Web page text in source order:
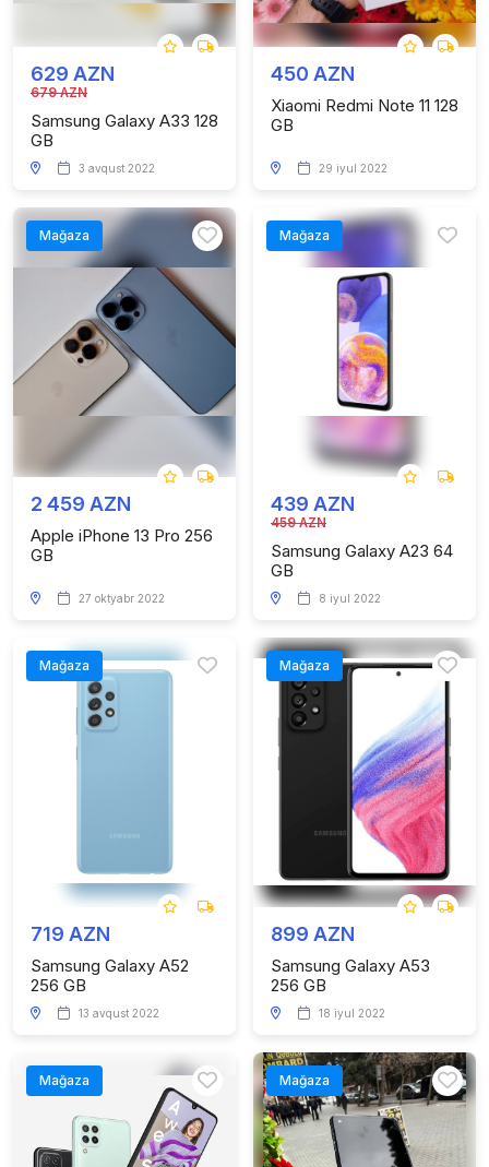
629 AZN
679 AZN
Samsung Galaxy A33 128
GB
3 avqust 2022
450 AZN
Xiaomi Redmi Note 11 128
GB
29 iyul 2022
Mağaza
2 459 AZN
Apple iPhone 13 Pro 256
GB
27 oktyabr 2022
Mağaza
439 AZN
459 AZN
Samsung Galaxy A23 64
GB
8 iyul 2022
Mağaza
719 AZN
Samsung Galaxy A52
256 GB
13 avqust 2022
Mağaza
899 AZN
Samsung Galaxy A53
256 GB
18 iyul 2022
Mağaza Mağaza